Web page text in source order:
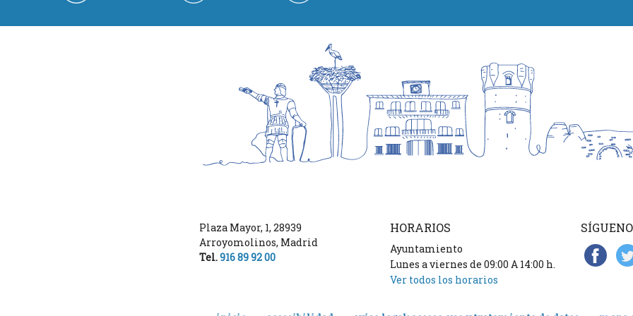
Plaza Mayor, 1, 28939
Arroyomolinos, Madrid
Tel.916 89 92 00
HORARIOS
Ayuntamiento
Lunes a viernes de 09:00 A 14:00 h.
Ver todos los horarios